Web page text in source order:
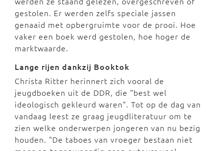
gestolen. Er werden zelfs speciale jassen
genaaid met opbergruimte voor de prooi. Hoe
vaker een boek werd gestolen, hoe hoger de
marktwaarde.
Lange rijen dankzij Booktok
Christa Ritter herinnert zich vooral de
jeugdboeken uit de DDR, die "best wel
ideologisch gekleurd waren". Tot op de dag van
vandaag leest ze graag jeugdliteratuur om te
zien welke onderwerpen jongeren van nu bezig
houden. "De taboes van vroeger bestaan niet